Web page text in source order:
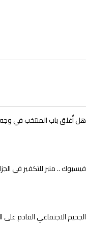
هل أُغلق باب المنتخب في وجه
فيسبوك .. منبر للتكفير في
الجحيم الاجتماعي القادم على